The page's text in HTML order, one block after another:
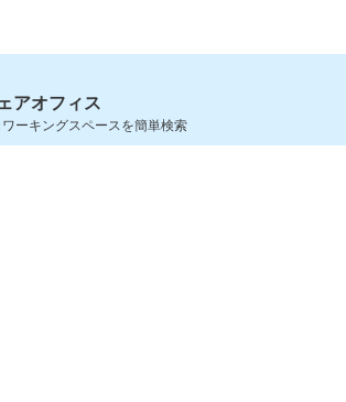
アオフィス
ーキングスペースを簡単検索